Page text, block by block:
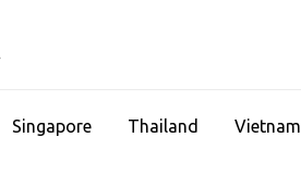
Singapore Thailand Vietnam